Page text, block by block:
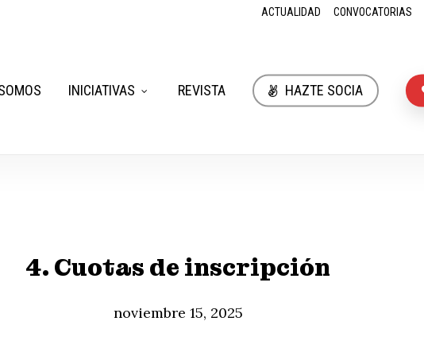
ACTUALIDAD CONVOCATORIAS
INICIATIVAS REVISTA HAZTE SOCIA
4. Cuotas de inscripción
noviembre 15, 2025